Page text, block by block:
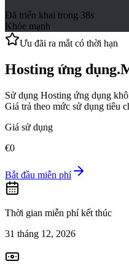
Đã triển khai trong 38s
Khỏe mạnh
Ưu đãi ra mắt có thời hạn
Hosting ứng dụng.
Sử dụng Hosting ứng dụng
Giá trả theo mức sử dụng tiêu
Giá sử dụng
€0
Bắt đầu miễn phí
Thời gian miễn phí kết thúc
31 tháng 12, 2026